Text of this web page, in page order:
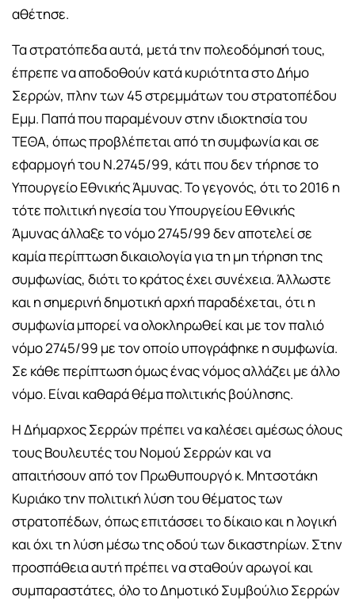
αθέτησε.
Τα στρατόπεδα αυτά, μετά την πολεοδόμησή τους,
έπρεπε να αποδοθούν κατά κυριότητα στο Δήμο
Σερρών, πλην των 45 στρεμμάτων του στρατοπέδου
Εμμ. Παπά που παραμένουν στην ιδιοκτησία του
ΤΕΘΑ, όπως προβλέπεται από τη συμφωνία και σε
εφαρμογή του Ν.2745/99, κάτι που δεν τήρησε το
Υπουργείο Εθνικής Άμυνας. Το γεγονός, ότι το 2016 η
τότε πολιτική ηγεσία του Υπουργείου Εθνικής
Άμυνας άλλαξε το νόμο 2745/99 δεν αποτελεί σε
καμία περίπτωση δικαιολογία για τη μη τήρηση της
συμφωνίας, διότι το κράτος έχει συνέχεια. Άλλωστε
και η σημερινή δημοτική αρχή παραδέχεται, ότι η
συμφωνία μπορεί να ολοκληρωθεί και με τον παλιό
νόμο 2745/99 με τον οποίο υπογράφηκε η συμφωνία.
Σε κάθε περίπτωση όμως ένας νόμος αλλάζει με άλλο
νόμο. Είναι καθαρά θέμα πολιτικής βούλησης.
Η Δήμαρχος Σερρών πρέπει να καλέσει αμέσως όλους
τους Βουλευτές του Νομού Σερρών και να
απαιτήσουν από τον Πρωθυπουργό κ. Μητσοτάκη
Κυριάκο την πολιτική λύση του θέματος των
στρατοπέδων, όπως επιτάσσει το δίκαιο και η λογική
και όχι τη λύση μέσω της οδού των δικαστηρίων. Στην
προσπάθεια αυτή πρέπει να σταθούν αρωγοί και
συμπαραστάτες, όλο το Δημοτικό Συμβούλιο Σερρών